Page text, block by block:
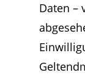
Daten –